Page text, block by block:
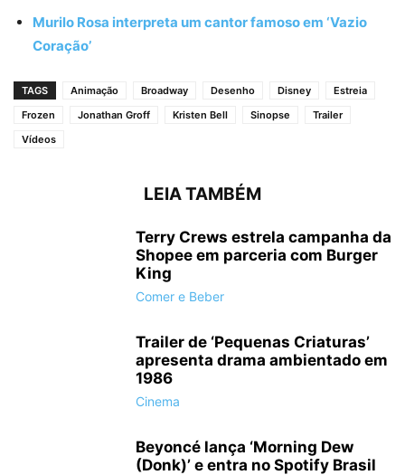
Murilo Rosa interpreta um cantor famoso em ‘Vazio
Coração’
TAGS Animação Broadway Desenho Disney
Estreia
Frozen
Jonathan Groff Kristen Bell Sinopse
Trailer
Vídeos
LEIA TAMBÉM
Terry Crews estrela campanha da
Shopee em parceria com Burger
King
Comer e Beber
Trailer de ‘Pequenas Criaturas’
apresenta drama ambientado em
1986
Cinema
Beyoncé lança ‘Morning Dew
(Donk)’ e entra no Spotify Brasil